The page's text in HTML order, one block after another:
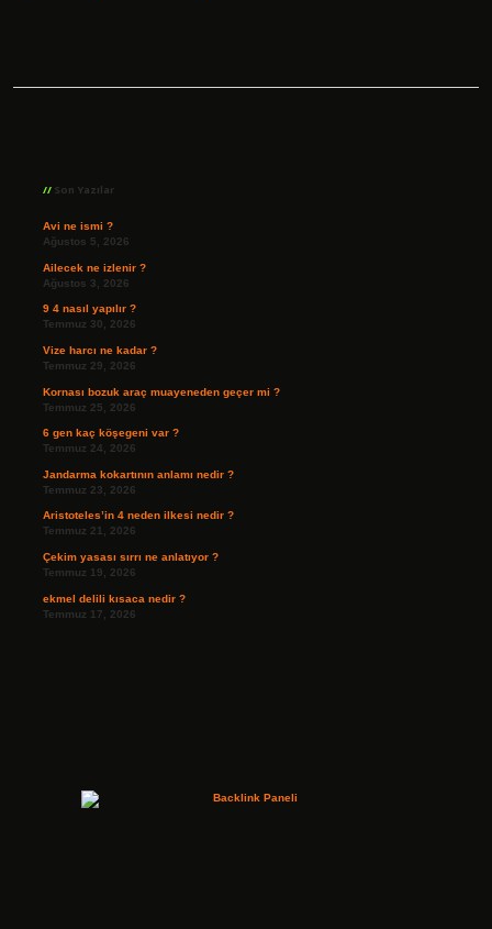
Son Yazılar
Avi ne ismi ?
Ağustos 5, 2026
Ailecek ne izlenir ?
Ağustos 3, 2026
9 4 nasıl yapılır ?
Temmuz 30, 2026
Vize harcı ne kadar ?
Temmuz 29, 2026
Kornası bozuk araç muayeneden geçer mi ?
Temmuz 25, 2026
6 gen kaç köşegeni var ?
Temmuz 24, 2026
Jandarma kokartının anlamı nedir ?
Temmuz 23, 2026
Aristoteles’in 4 neden ilkesi nedir ?
Temmuz 21, 2026
Çekim yasası sırrı ne anlatıyor ?
Temmuz 19, 2026
ekmel delili kısaca nedir ?
Temmuz 17, 2026